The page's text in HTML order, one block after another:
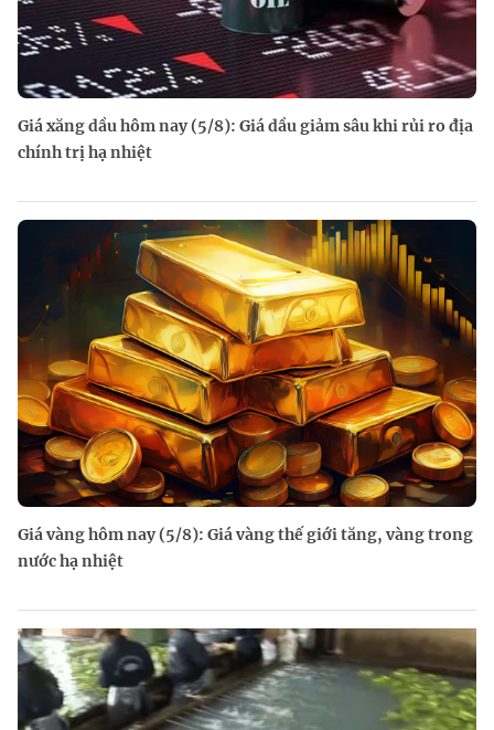
Giá xăng dầu hôm nay (5/8): Giá dầu giảm sâu khi rủi ro địa
chính trị hạ nhiệt
Giá vàng hôm nay (5/8): Giá vàng thế giới tăng, vàng trong
nước hạ nhiệt